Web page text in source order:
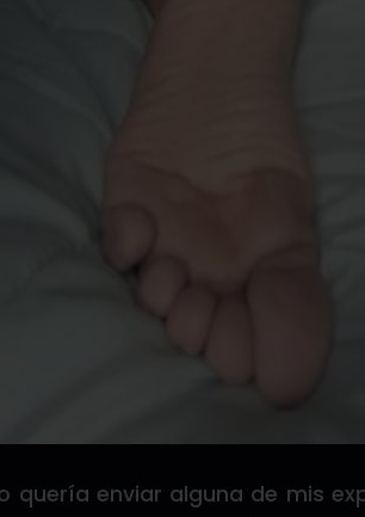
quería enviar alguna de mis